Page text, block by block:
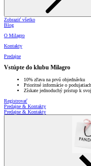
Zobraziť všetko
Blog
O Milagro
Kontakty
Predajne
Vstúpte do klubu Milagro
10% zľava na prvú objednávku
Prioritné informácie o
Získate jednoduchý prístup k
Registrovať
Predajne & Kontakty
Predajne & Kontakty